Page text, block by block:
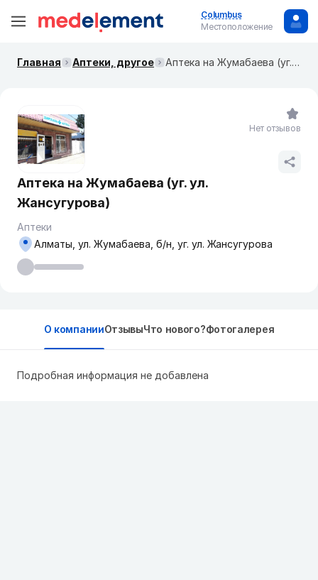
Columbus
Местоположение
Главная Аптеки, другое Аптека на Жумабаева (уг. ул. Жансугурова)
Аптека на Жумабаева (уг. ул.
Жансугурова)
Аптеки
Алматы, ул. Жумабаева, б/н, уг. ул. Жансугурова
Нет отзывов
О компанииОтзывыЧто нового?Фотогалерея
Подробная информация не добавлена